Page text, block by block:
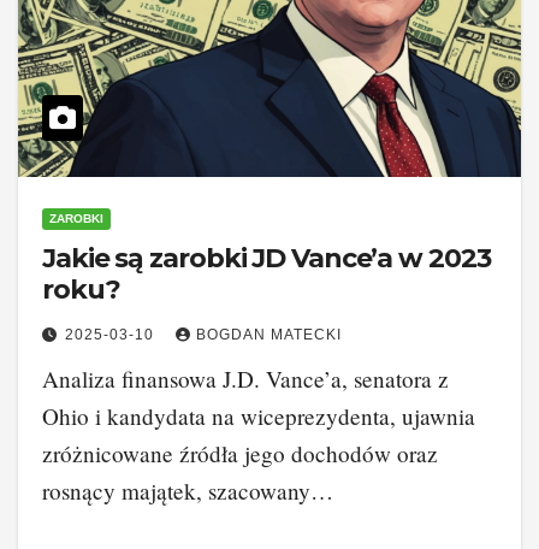
ZAROBKI
Jakie są zarobki JD Vance’a w 2023
roku?
2025-03-10 BOGDAN MATECKI
Analiza finansowa J.D. Vance’a, senatora z
Ohio i kandydata na wiceprezydenta, ujawnia
zróżnicowane źródła jego dochodów oraz
rosnący majątek, szacowany…